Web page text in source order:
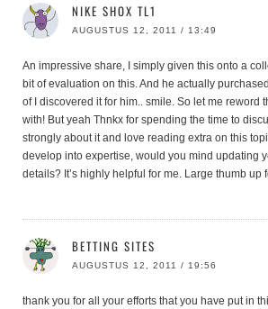
NIKE SHOX TL1
AUGUSTUS 12, 2011 / 13:49
An impressive share, I simply given this onto a
bit of evaluation on this. And he actually
of I discovered it for him.. smile. So let me reword
with! But yeah Thnkx for spending the time to
strongly about it and love reading extra on this
develop into expertise, would you mind updating
details? It’s highly helpful for me. Large thumb up
BETTING SITES
AUGUSTUS 12, 2011 / 19:56
thank you for all your efforts that you have put in